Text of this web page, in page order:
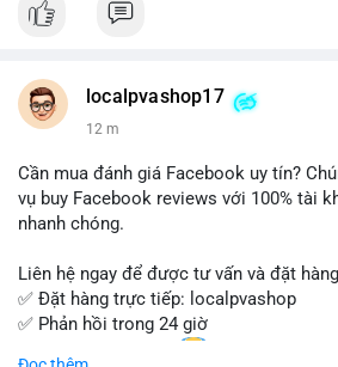
Đặt hàng ngay hôm nay để nhận ưu đãi
- WhatsApp: +1 (66
215-8938
- Telegram: @localpvashop
Đừng bỏ lỡ cơ hội sở hữu tài khoản
tốt. Liên hệ ngay!
localpvashop17
12 m
Cần mua đánh giá Facebook uy tín?
vụ buy Facebook reviews với 100% tài
nhanh chóng.
Liên hệ ngay để được tư vấn và đặt
✅ Đặt hàng trực tiếp: localpvashop
✅ Phản hồi trong 24 giờ
✅ WhatsApp: +1 (66